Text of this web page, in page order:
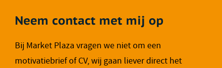
Neem contact met mij op
Bij Market Plaza vragen we niet om een
motivatiebrief of CV, wij gaan liever direct het